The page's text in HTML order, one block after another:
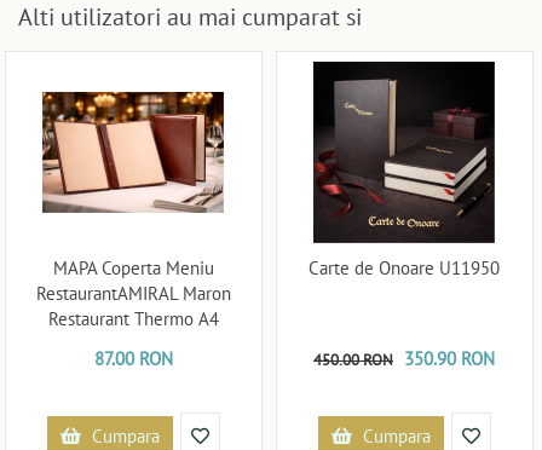
Alti utilizatori au mai cumparat si
MAPA Coperta Meniu
RestaurantAMIRAL Maron
Restaurant Thermo A4
87.00 RON
Cumpara
Carte de Onoare U11950
450.00 RON 350.90 RON
Cumpara